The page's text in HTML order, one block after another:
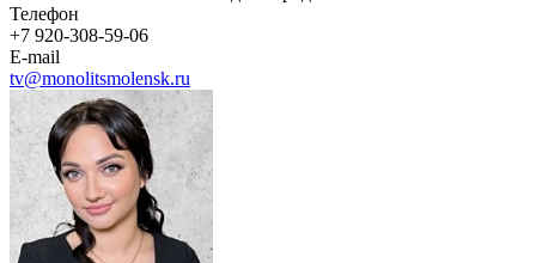
Телефон
+7 920-308-59-06
E-mail
tv@monolitsmolensk.ru